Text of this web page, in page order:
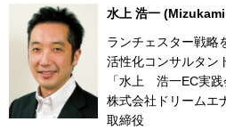
水上 浩一
ランチェスター戦略
活性化コンサルタン
「水上 浩一EC実
株式会社ドリームエ
取締役